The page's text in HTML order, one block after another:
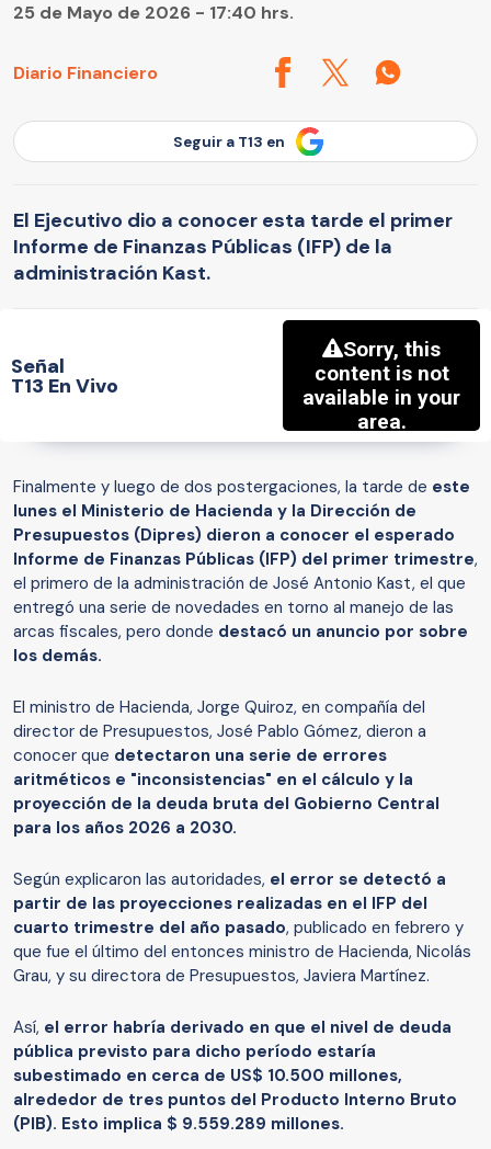
Diario Financiero
25 de Mayo de 2026 - 17:40 hrs.
Seguir a T13 en
El Ejecutivo dio a conocer esta tarde el primer
Informe de Finanzas Públicas (IFP) de la
administración Kast.
Señal
T13 En Vivo
Finalmente y luego de dos postergaciones, la tarde de este
lunes el Ministerio de Hacienda y la Dirección de
Presupuestos (Dipres) dieron a conocer el esperado
Informe de Finanzas Públicas (IFP) del primer trimestre,
el primero de la administración de José Antonio Kast, el que
entregó una serie de novedades en torno al manejo de las
arcas fiscales, pero donde destacó un anuncio por sobre
los demás.
El ministro de Hacienda, Jorge Quiroz, en compañía del
director de Presupuestos, José Pablo Gómez, dieron a
conocer que detectaron una serie de errores
aritméticos e "inconsistencias" en el cálculo y la
proyección de la deuda bruta del Gobierno Central
para los años 2026 a 2030.
Según explicaron las autoridades, el error se detectó a
partir de las proyecciones realizadas en el IFP del
cuarto trimestre del año pasado, publicado en febrero y
que fue el último del entonces ministro de Hacienda, Nicolás
Grau, y su directora de Presupuestos, Javiera Martínez.
Así, el error habría derivado en que el nivel de deuda
pública previsto para dicho período estaría
subestimado en cerca de US$ 10.500 millones,
alrededor de tres puntos del Producto Interno Bruto
(PIB). Esto implica $ 9.559.289 millones.